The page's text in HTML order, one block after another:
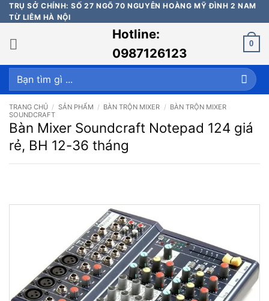
Bỏ
qua
nội
dung
TRỤ SỞ CHÍNH: SỐ 27 NGÕ 70 NGUYỄN HOÀNG MỸ ĐÌNH 2 NAM
TỪ LIÊM HÀ NỘI
Hotline:
0987126123
0
Tìm
kiếm:
TRANG CHỦ / SẢN PHẨM / BÀN TRỘN MIXER / BÀN TRỘN MIXER
SOUNDCRAFT
Bàn Mixer Soundcraft Notepad 124 giá
rẻ, BH 12-36 tháng